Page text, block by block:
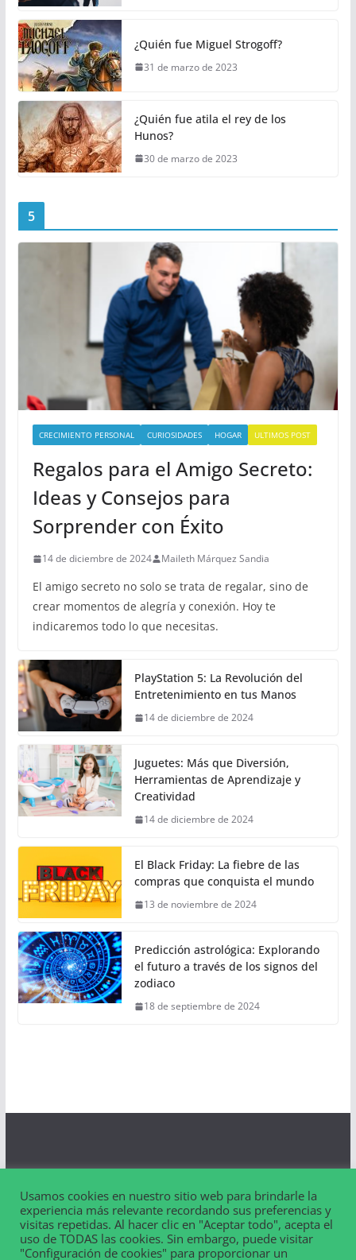
¿Quién fue Miguel Strogoff?
31 de marzo de 2023
¿Quién fue atila el rey de los
Hunos?
30 de marzo de 2023
5
CRECIMIENTO PERSONAL CURIOSIDADES HOGAR ULTIMOS POST
Regalos para el Amigo Secreto:
Ideas y Consejos para
Sorprender con Éxito
14 de diciembre de 2024 Maileth Márquez Sandia
El amigo secreto no solo se trata de regalar, sino de
crear momentos de alegría y conexión. Hoy te
indicaremos todo lo que necesitas.
PlayStation 5: La Revolución del
Entretenimiento en tus Manos
14 de diciembre de 2024
Juguetes: Más que Diversión,
Herramientas de Aprendizaje y
Creatividad
14 de diciembre de 2024
El Black Friday: La fiebre de las
compras que conquista el mundo
13 de noviembre de 2024
Predicción astrológica: Explorando
el futuro a través de los signos del
zodiaco
18 de septiembre de 2024
Aviso Legal
Contacto
Usamos cookies en nuestro sitio web para brindarle la
experiencia más relevante recordando sus preferencias y
visitas repetidas. Al hacer clic en "Aceptar todo", acepta el
uso de TODAS las cookies. Sin embargo, puede visitar
"Configuración de cookies" para proporcionar un